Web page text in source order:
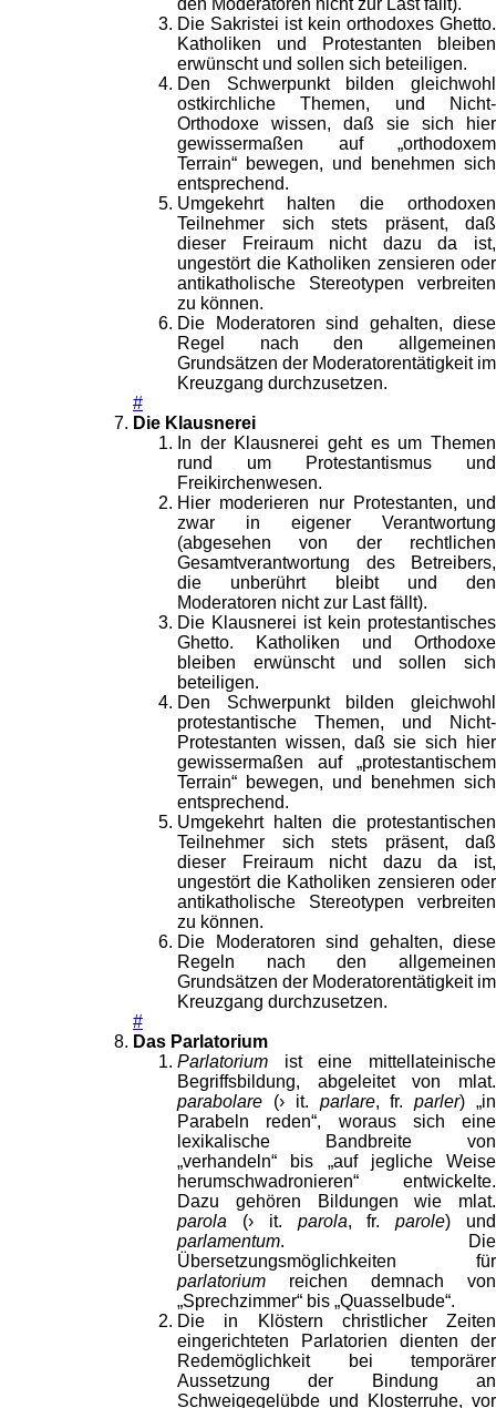
den Moderatoren nicht zur Last fällt).
Die Sakristei ist kein orthodoxes Ghetto.
Katholiken und Protestanten bleiben
erwünscht und sollen sich beteiligen.
Den Schwerpunkt bilden gleichwohl
ostkirchliche Themen, und Nicht-
Orthodoxe wissen, daß sie sich hier
gewissermaßen auf „orthodoxem
Terrain“ bewegen, und benehmen sich
entsprechend.
Umgekehrt halten die orthodoxen
Teilnehmer sich stets präsent, daß
dieser Freiraum nicht dazu da ist,
ungestört die Katholiken zensieren oder
antikatholische Stereotypen verbreiten
zu können.
Die Moderatoren sind gehalten, diese
Regel nach den allgemeinen
Grundsätzen der Moderatorentätigkeit im
Kreuzgang durchzusetzen.
#
Die Klausnerei
In der Klausnerei geht es um Themen
rund um Protestantismus und
Freikirchenwesen.
Hier moderieren nur Protestanten, und
zwar in eigener Verantwortung
(abgesehen von der rechtlichen
Gesamtverantwortung des Betreibers,
die unberührt bleibt und den
Moderatoren nicht zur Last fällt).
Die Klausnerei ist kein protestantisches
Ghetto. Katholiken und Orthodoxe
bleiben erwünscht und sollen sich
beteiligen.
Den Schwerpunkt bilden gleichwohl
protestantische Themen, und Nicht-
Protestanten wissen, daß sie sich hier
gewissermaßen auf „protestantischem
Terrain“ bewegen, und benehmen sich
entsprechend.
Umgekehrt halten die protestantischen
Teilnehmer sich stets präsent, daß
dieser Freiraum nicht dazu da ist,
ungestört die Katholiken zensieren oder
antikatholische Stereotypen verbreiten
zu können.
Die Moderatoren sind gehalten, diese
Regeln nach den allgemeinen
Grundsätzen der Moderatorentätigkeit im
Kreuzgang durchzusetzen.
#
Das Parlatorium
Parlatorium ist eine mittellateinische
Begriffsbildung, abgeleitet von mlat.
parabolare (› it. parlare, fr.parler) „in
Parabeln reden“, woraus sich eine
lexikalische Bandbreite von
„verhandeln“ bis „auf jegliche Weise
herumschwadronieren“ entwickelte.
Dazu gehören Bildungen wie mlat.
parola (› it. parola, fr.parole) und
parlamentum. Die
Übersetzungsmöglichkeiten für
parlatorium reichen demnach von
„Sprechzimmer“ bis „Quasselbude“.
Die in Klöstern christlicher Zeiten
eingerichteten Parlatorien dienten der
Redemöglichkeit bei temporärer
Aussetzung der Bindung an
Schweigegelübde und Klosterruhe, vor